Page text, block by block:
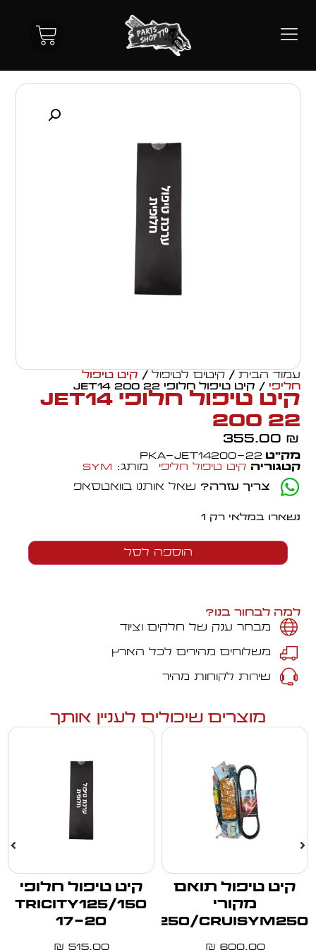
עמוד הבית /קיטים לטיפול / קיט טיפול
חליפי / קיט טיפול חלופי JET14 200 22
קיט טיפול חלופי JET14
200 22
355.00 ₪
מק״ט PKA-JET14200-22
קטגוריה קיט טיפול חליפי מותג: SYM
צריך עזרה? שאל אותנו בוואטסאפ
נשארו במלאי רק 1
הוספה לסל
למה לבחור בנו?
מבחר ענק של חלקים וציוד
משלוחים מהירים לכל הארץ
שירות לקוחות מהיר
מוצרים שיכולים לעניין אותך
קיט טיפול תואם
מקורי
JM250/CRUISYM250
600.00
₪
קיט טיפול חלופי
TRICITY125/150
17-20
515.00
₪